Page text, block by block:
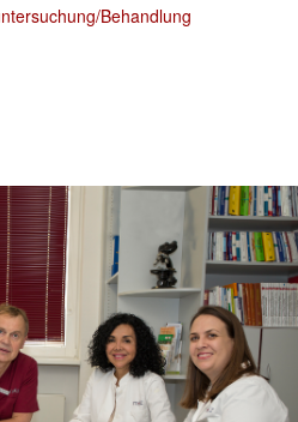
Behandlung